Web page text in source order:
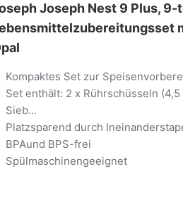
Joseph Nest 9 Plus,
Kompaktes Set zur
Set enthält: 2 x Rührschüsseln
Sieb...
Platzsparend durch
BPAund BPS-frei
Spülmaschinengeeignet